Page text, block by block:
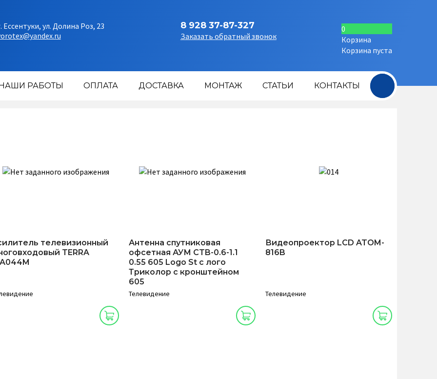
Ессентуки, ул. Долина Роз, 23
8 928 37-87-327
Заказать обратный звонок
0
Корзина
Корзина пуста
РАБОТЫ ОПЛАТА ДОСТАВКА МОНТАЖ СТАТЬИ КОНТАКТЫ +
телевизионный
TERRA
Антенна спутниковая
офсетная АУМ CTB-0.6-1.1
0.55 605 Logo St с лого
Триколор с кронштейном
605
Телевидение
Видеопроектор LCD ATOM-
816B
Телевидение